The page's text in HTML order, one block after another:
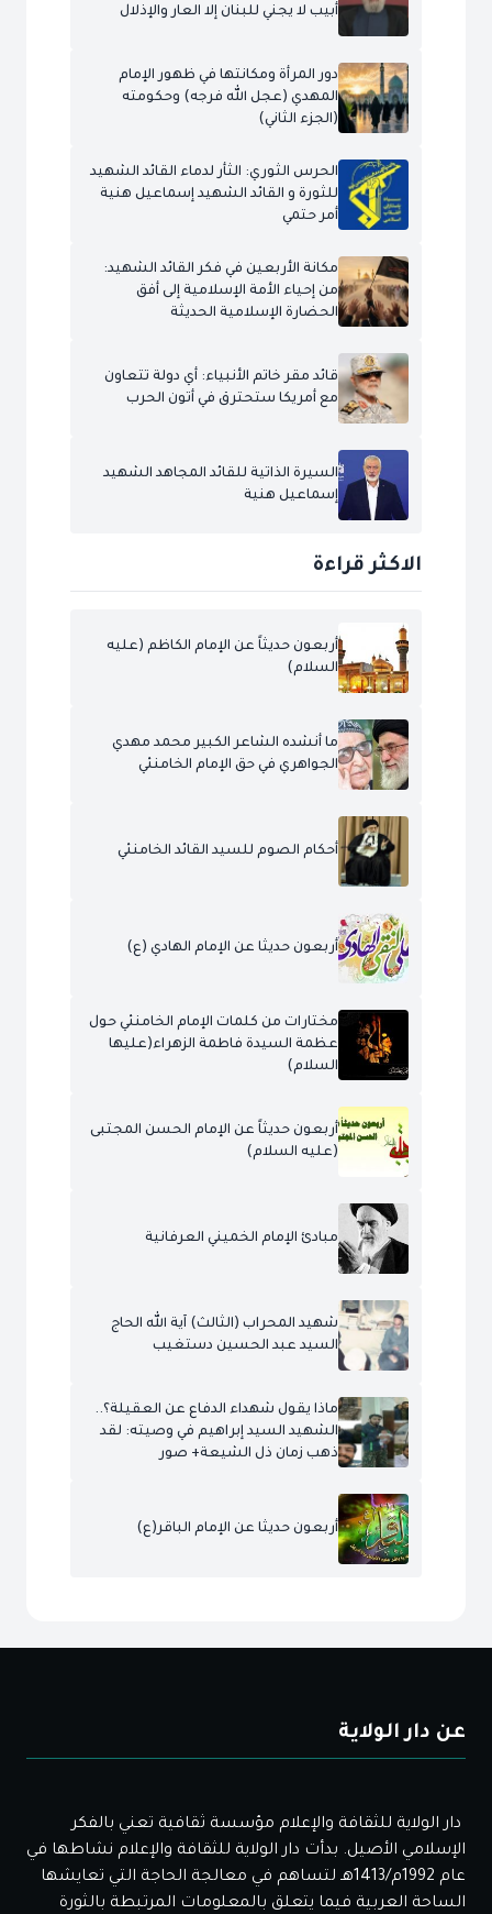
أبيب لا يجني للبنان إلا العار والإذلال
دور المرأة ومكانتها في ظهور الإمام
المهدي (عجل الله فرجه) وحكومته
(الجزء الثاني)
الحرس الثوري: الثأر لدماء القائد الشهيد
للثورة و القائد الشهيد إسماعيل هنية
أمر حتمي
مكانة الأربعين في فكر القائد الشهيد:
من إحياء الأمة الإسلامية إلى أفق
الحضارة الإسلامية الحديثة
قائد مقر خاتم الأنبياء: أي دولة تتعاون
مع أمريكا ستحترق في أتون الحرب
السيرة الذاتية للقائد المجاهد الشهيد
إسماعيل هنية
الاكثر قراءة
أربعون حديثاً عن الإمام الكاظم (عليه
السلام)
ما أنشده الشاعر الكبير محمد مهدي
الجواهري في حق الإمام الخامنئي
أحكام الصوم للسيد القائد الخامنئي
أربعون حديثا عن الإمام الهادي (ع)
مختارات من كلمات الإمام الخامنئي حول
عظمة السيدة فاطمة الزهراء(عليها
السلام)
أربعون حديثاً عن الإمام الحسن المجتبى
(عليه السلام)
مبادئ الإمام الخميني العرفانية
شهيد المحراب (الثالث) آية الله الحاج
السيد عبد الحسين دستغيب
ماذا يقول شهداء الدفاع عن العقيلة؟..
الشهيد السيد إبراهيم في وصيته: لقد
ذهب زمان ذل الشيعة+ صور
أربعون حديثا عن الإمام الباقر(ع)
عن دار الولاية
دار الولاية للثقافة والإعلام مؤسسة ثقافية تعني بالفكر
الإسلامي الأصيل. بدأت دار الولاية للثقافة والإعلام نشاطها في
عام 1992م/1413هـ لتساهم في معالجة الحاجة التي تعايشها
الساحة العربية فيما يتعلق بالمعلومات المرتبطة بالثورة